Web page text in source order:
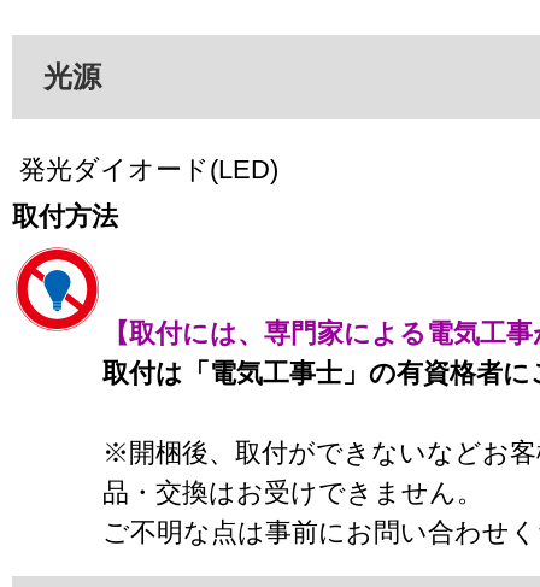
光源
発光ダイオード(LED)
取付方法
【取付には、専門家による電気工
取付は「電気工事士」の有資格者
※開梱後、取付ができないなどお
品・交換はお受けできません。
ご不明な点は事前にお問い合わせ